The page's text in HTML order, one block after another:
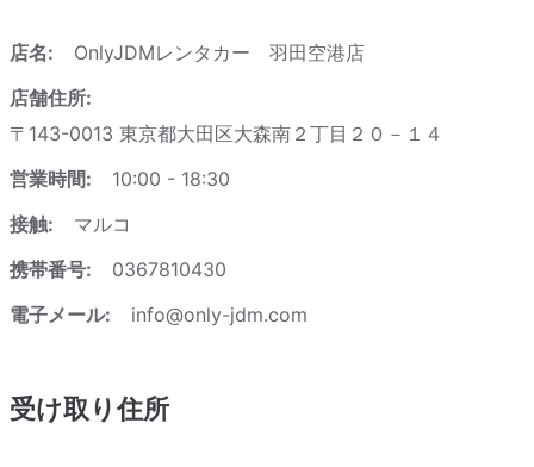
店名:
OnlyJDMレンタカー 羽田空港店
店舗住所:
〒143-0013 東京都大田区大森南２丁目２０－１４
営業時間:
10:00 - 18:30
接触:
マルコ
携帯番号:
0367810430
電子メール:
info@only-jdm.com
受け取り住所